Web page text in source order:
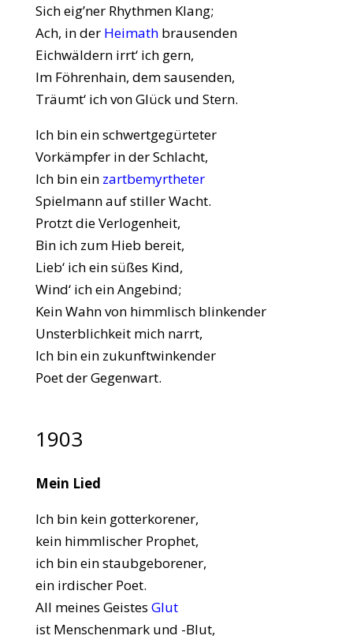
Sich eig’ner Rhythmen Klang;
Ach, in der Heimathbrausenden
Eichwäldern irrt‘ ich gern,
Im Föhrenhain, dem sausenden,
Träumt‘ ich von Glück und Stern.
Ich bin ein schwertgegürteter
Vorkämpfer in der Schlacht,
Ich bin ein zartbemyrtheter
Spielmann auf stiller Wacht.
Protzt die Verlogenheit,
Bin ich zum Hieb bereit,
Lieb‘ ich ein süßes Kind,
Wind‘ ich ein Angebind;
Kein Wahn von himmlisch blinkender
Unsterblichkeit mich narrt,
Ich bin ein zukunftwinkender
Poet der Gegenwart.
1903
Mein Lied
Ich bin kein gotterkorener,
kein himmlischer Prophet,
ich bin ein staubgeborener,
ein irdischer Poet.
All meines Geistes Glut
ist Menschenmark und -Blut,